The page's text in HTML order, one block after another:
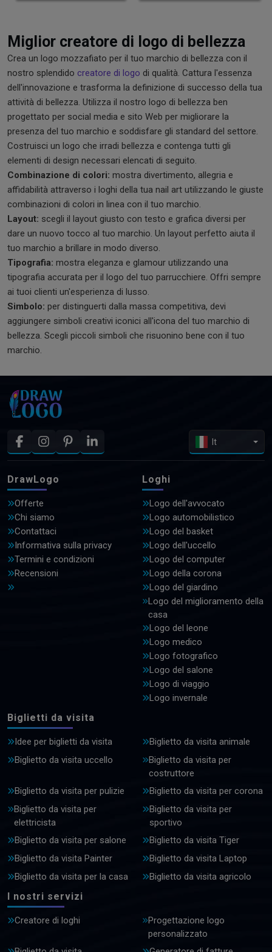
Miglior creatore di logo di bellezza
Crea un logo mozzafiato per il tuo marchio di bellezza con il
nostro splendido creatore di logo di qualità. Cattura l'essenza
dell'innovazione e trasforma la definizione di successo della tua
attività di bellezza. Utilizza il nostro logo di bellezza ben
progettato per social media e sito Web per migliorare la
presenza del tuo marchio e soddisfare gli standard del settore.
Costruisci un logo che irradi bellezza e contenga tutti gli
elementi di design necessari elencati di seguito.
Combinazione di colori: mostra divertimento, allegria e
affidabilità attraverso i loghi della tua nail art utilizzando le giuste
combinazioni di colori in linea con il tuo marchio.
Layout: scegli il layout giusto con testo e grafica diversi per
dare un nuovo tocco al tuo marchio. Un layout perfetto aiuta il
tuo marchio a brillare in modo diverso.
Tipografia: mostra eleganza e glamour utilizzando una
tipografia accurata per il logo del tuo parrucchiere. Offri sempre
ai tuoi clienti un'esperienza di lusso.
Simbolo: per distinguerti dalla massa competitiva, devi
aggiungere simboli creativi iconici all'icona del tuo marchio di
bellezza. Scegli piccoli simboli che risuonino bene con il tuo
marchio.
It
DrawLogo
Offerte
Chi siamo
Contattaci
Informativa sulla privacy
Termini e condizioni
Recensioni
Loghi
Logo dell'avvocato
Logo automobilistico
Logo del basket
Logo dell'uccello
Logo del computer
Logo della corona
Logo del giardino
Logo del miglioramento della
casa
Logo del leone
Logo medico
Logo fotografico
Logo del salone
Logo di viaggio
Logo invernale
Biglietti da visita
Idee per biglietti da visita
Biglietto da visita animale
Biglietto da visita uccello
Biglietto da visita per
costruttore
Biglietto da visita per pulizie
Biglietto da visita per corona
Biglietto da visita per
elettricista
Biglietto da visita per
sportivo
Biglietto da visita per salone
Biglietto da visita Tiger
Biglietto da visita Painter
Biglietto da visita Laptop
Biglietto da visita per la casa
Biglietto da visita agricolo
I nostri servizi
Creatore di loghi
Progettazione logo
personalizzato